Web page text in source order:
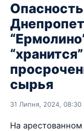
сырья
31 Липня, 2024, 08:30
На